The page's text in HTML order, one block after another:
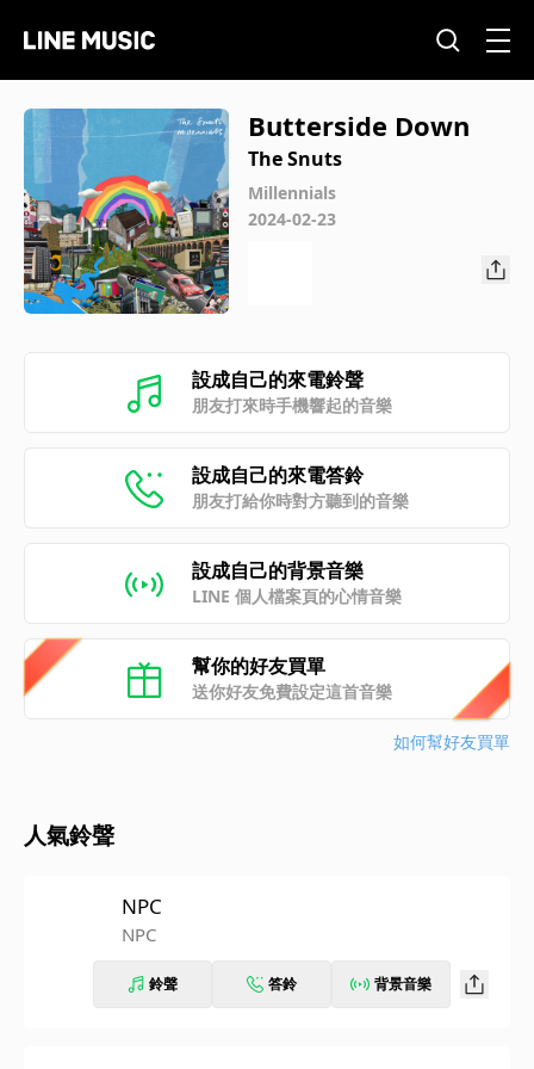
Butterside Down
The Snuts
Millennials
2024-02-23
設成自己的來電鈴聲
朋友打來時手機響起的音樂
設成自己的來電答鈴
朋友打給你時對方聽到的音樂
設成自己的背景音樂
LINE 個人檔案頁的心情音樂
幫你的好友買單
送你好友免費設定這首音樂
如何幫好友買單
人氣鈴聲
NPC
NPC
鈴聲 答鈴 背景音樂